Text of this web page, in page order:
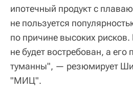
ипотечный продукт с
не пользуется
по причине высоких рисков.
не будет востребован, а его
туманны", — резюмирует
"МИЦ".